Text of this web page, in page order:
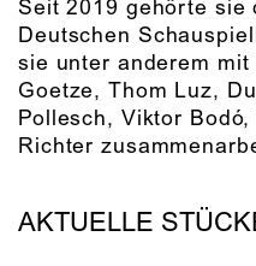
Seit 2019 gehörte sie
Deutschen
sie unter anderem
Goetze, Thom Luz,
Pollesch, Viktor
Richter
AKTUELLE